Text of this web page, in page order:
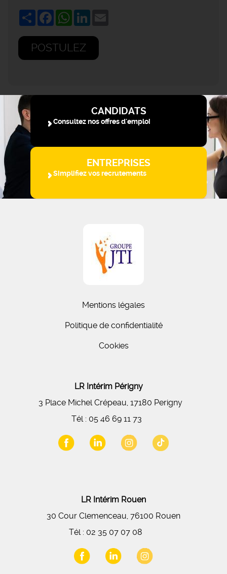
ShareFacebookWhatsApp
LinkedIn
POSTULEZ
CANDIDATS
Consultez nos offres d'emploi
ENTREPRISES
Simplifiez vos recrutements
Mentions légales
Politique de confidentialité
Cookies
LR Intérim Périgny
3 Place Michel Crépeau, 17180 Perigny
Tél : 05 46 69 11 73
LR Intérim Rouen
30 Cour Clemenceau, 76100 Rouen
Tél : 02 35 07 07 08